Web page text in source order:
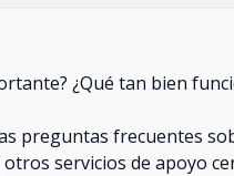
¿Qué tan bien
preguntas frecuentes
servicios de apoyo